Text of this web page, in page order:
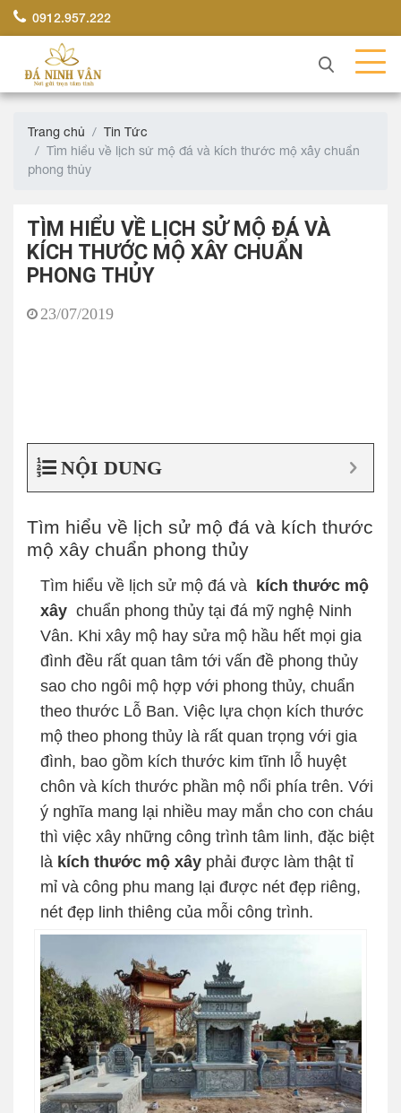
0912.957.222
Trang chủ
Tin Tức
Tìm hiểu về lịch sử mộ đá và kích thước mộ xây chuẩn
phong thủy
TÌM HIỂU VỀ LỊCH SỬ MỘ ĐÁ VÀ
KÍCH THƯỚC MỘ XÂY CHUẨN
PHONG THỦY
23/07/2019
NỘI DUNG
Tìm hiểu về lịch sử mộ đá và kích thước
mộ xây chuẩn phong thủy
Tìm hiểu về lịch sử mộ đá và kích thước mộ
xây chuẩn phong thủy tại đá mỹ nghệ Ninh
Vân. Khi xây mộ hay sửa mộ hầu hết mọi gia
đình đều rất quan tâm tới vấn đề phong thủy
sao cho ngôi mộ hợp với phong thủy, chuẩn
theo thước Lỗ Ban. Việc lựa chọn kích thước
mộ theo phong thủy là rất quan trọng với gia
đình, bao gồm kích thước kim tĩnh lỗ huyệt
chôn và kích thước phần mộ nổi phía trên. Với
ý nghĩa mang lại nhiều may mắn cho con cháu
thì việc xây những công trình tâm linh, đặc biệt
là kích thước mộ xây phải được làm thật tỉ
mỉ và công phu mang lại được nét đẹp riêng,
nét đẹp linh thiêng của mỗi công trình.